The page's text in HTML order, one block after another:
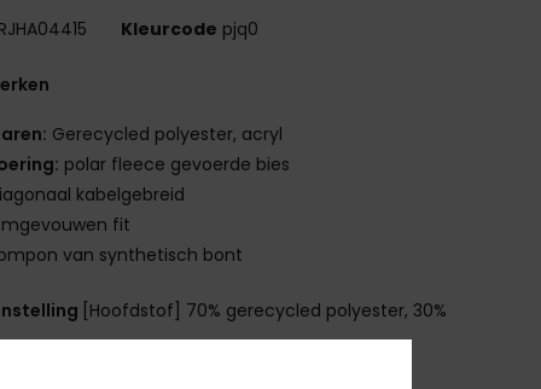
Kleurcode pjq0
Gerecycled polyester, acryl
polar fleece gevoerde bies
kabelgebreid
fit
van synthetisch bont
[Hoofdstof] 70% gerecycled polyester, 30%